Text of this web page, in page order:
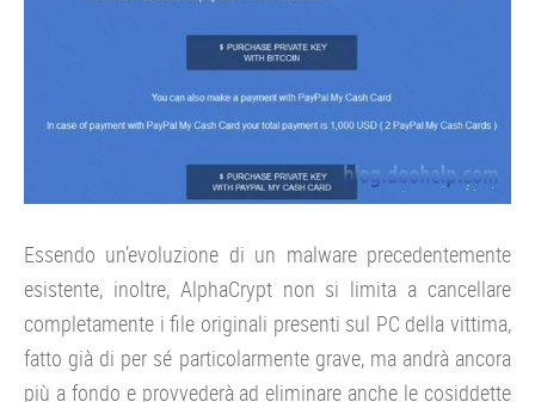
Essendo un’evoluzione di un malware precedentemente
esistente, inoltre, AlphaCrypt non si limita a cancellare
completamente i file originali presenti sul PC della vittima,
fatto già di per sé particolarmente grave, ma andrà ancora
più a fondo e provvederà ad eliminare anche le cosiddette